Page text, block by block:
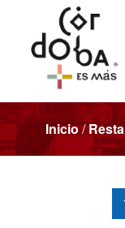
Inicio/